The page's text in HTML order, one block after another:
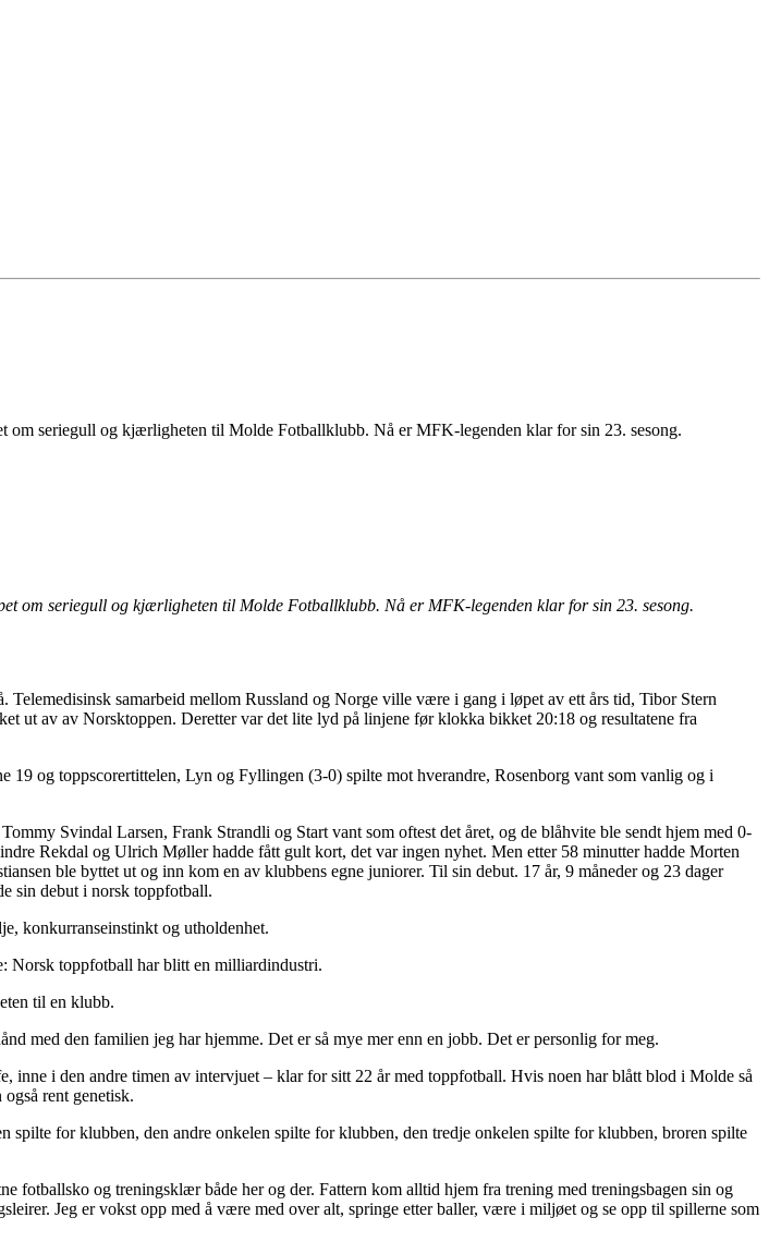
om seriegull og kjærligheten til Molde Fotballklubb. Nå er MFK-legenden klar for sin 23. sesong.
om seriegull og kjærligheten til Molde Fotballklubb. Nå er MFK-legenden klar for sin 23. sesong.
samarbeid mellom Russland og Norge ville være i gang i løpet av ett års tid, Tibor Stern
ut av av Norsktoppen. Deretter var det lite lyd på linjene før klokka bikket 20:18 og resultatene fra
og toppscorertittelen, Lyn og Fyllingen (3-0) spilte mot hverandre, Rosenborg vant som vanlig og i
Svindal Larsen, Frank Strandli og Start vant som oftest det året, og de blåhvite ble sendt hjem med 0-
Rekdal og Ulrich Møller hadde fått gult kort, det var ingen nyhet. Men etter 58 minutter hadde Morten
ble byttet ut og inn kom en av klubbens egne juniorer. Til sin debut. 17 år, 9 måneder og 23 dager
sin debut i norsk toppfotball.
konkurranseinstinkt og utholdenhet.
Norsk toppfotball har blitt en milliardindustri.
til en klubb.
med den familien jeg har hjemme. Det er så mye mer enn en jobb. Det er personlig for meg.
inne i den andre timen av intervjuet – klar for sitt 22 år med toppfotball. Hvis noen har blått blod i Molde så
rent genetisk.
for klubben, den andre onkelen spilte for klubben, den tredje onkelen spilte for klubben, broren spilte
fotballsko og treningsklær både her og der. Fattern kom alltid hjem fra trening med treningsbagen sin og
Jeg er vokst opp med å være med over alt, springe etter baller, være i miljøet og se opp til spillerne som